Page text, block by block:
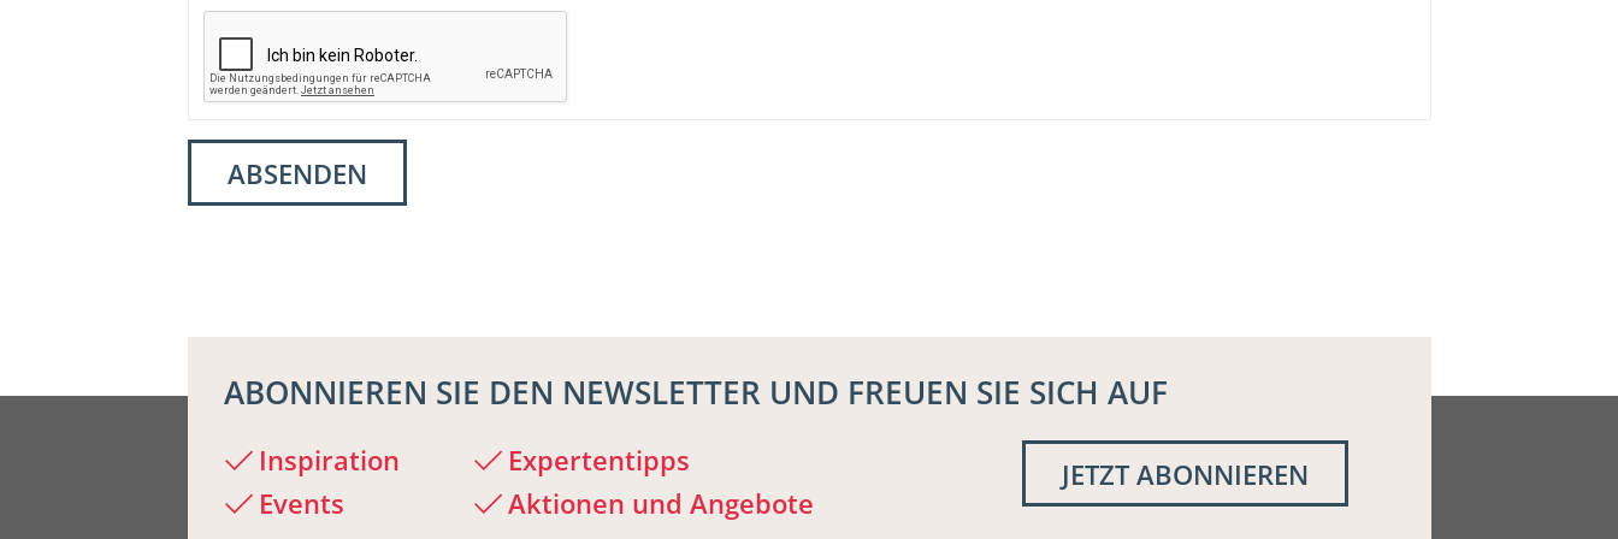
ABONNIEREN SIE DEN NEWSLETTER UND FREUEN SIE SICH AUF
Inspiration
Events
Expertentipps
Aktionen und Angebote
JETZT ABONNIEREN